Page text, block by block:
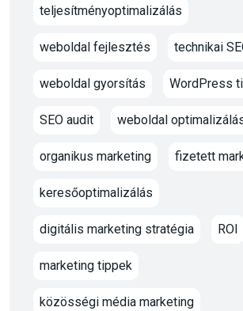
teljesítményoptimalizálás
weboldal fejlesztés technikai
weboldal gyorsítás WordPress
SEO audit weboldal
organikus marketing fizetett
keresőoptimalizálás
digitális marketing stratégia ROI
marketing tippek
közösségi média marketing